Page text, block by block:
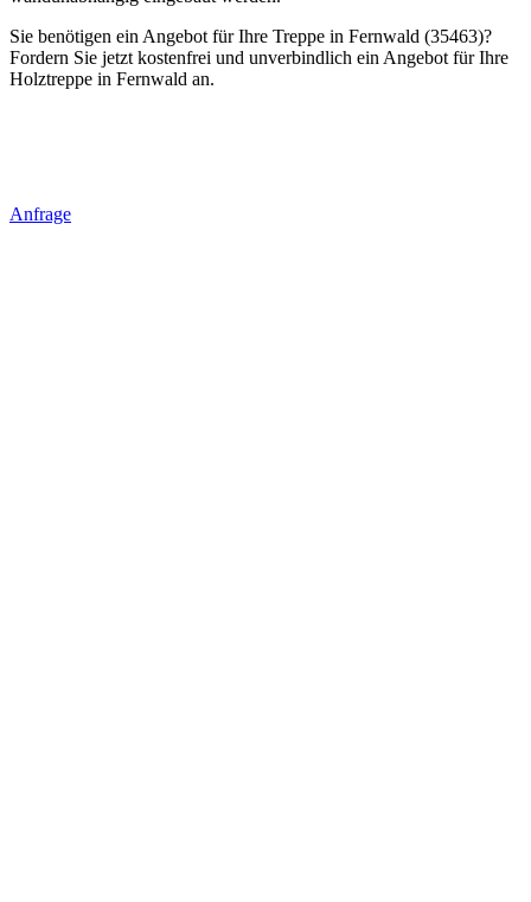
Sie benötigen ein Angebot für Ihre Treppe in Fernwald (35463)?
Fordern Sie jetzt kostenfrei und unverbindlich ein Angebot für Ihre
Holztreppe in Fernwald an.
Anfrage